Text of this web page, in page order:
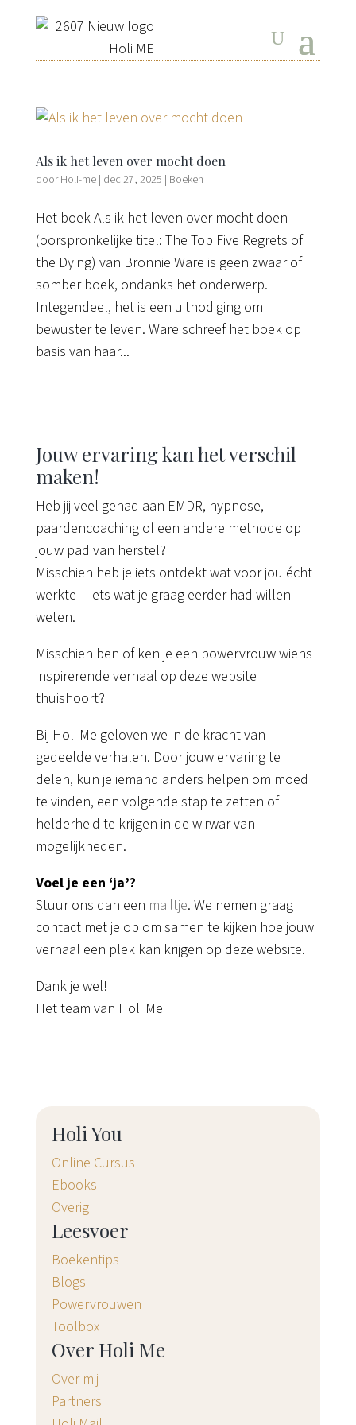
Als ik het leven over mocht doen
doorHoli-me| dec 27, 2025 | Boeken
Het boek Als ik het leven over mocht doen
(oorspronkelijke titel: The Top Five Regrets of
the Dying) van Bronnie Ware is geen zwaar of
somber boek, ondanks het onderwerp.
Integendeel, het is een uitnodiging om
bewuster te leven. Ware schreef het boek op
basis van haar...
Jouw ervaring kan het verschil
maken!
Heb jij veel gehad aan EMDR, hypnose,
paardencoaching of een andere methode op
jouw pad van herstel?
Misschien heb je iets ontdekt wat voor jou écht
werkte – iets wat je graag eerder had willen
weten.
Misschien ben of ken je een powervrouw wiens
inspirerende verhaal op deze website
thuishoort?
Bij Holi Me geloven we in de kracht van
gedeelde verhalen. Door jouw ervaring te
delen, kun je iemand anders helpen om moed
te vinden, een volgende stap te zetten of
helderheid te krijgen in de wirwar van
mogelijkheden.
Voel je een ‘ja’?
Stuur ons dan een mailtje. We nemen graag
contact met je op om samen te kijken hoe jouw
verhaal een plek kan krijgen op deze website.
Dank je wel!
Het team van Holi Me
Holi You
Online Cursus
Ebooks
Overig
Leesvoer
Boekentips
Blogs
Powervrouwen
Toolbox
Over Holi Me
Over mij
Partners